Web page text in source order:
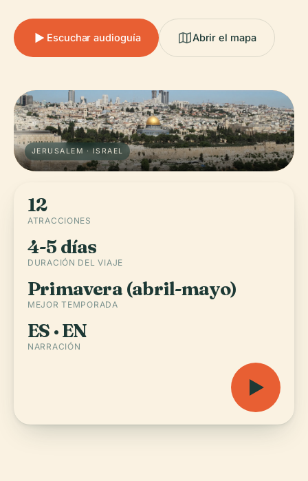
Escuchar audioguía Abrir el mapa
JERUSALEM · ISRAEL
12
ATRACCIONES
4-5 días
DURACIÓN DEL VIAJE
Primavera (abril-mayo)
MEJOR TEMPORADA
ES · EN
NARRACIÓN